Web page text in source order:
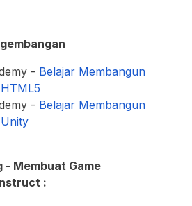
- Belajar Membangun
- Belajar Membangun
- Membuat Game
: